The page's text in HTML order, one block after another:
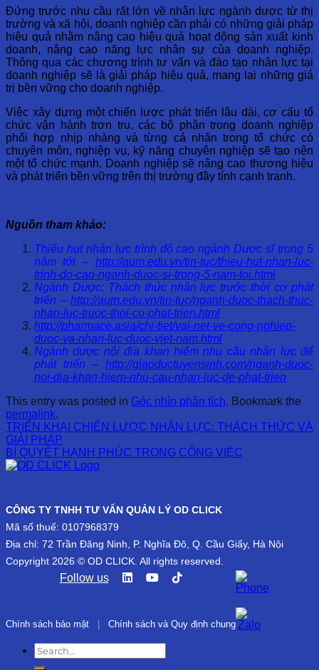
Đứng trước nhu cầu rất lớn về nhân lực ngành dược từ thị
trường và xã hội, doanh nghiệp cần phải có những giải pháp
hiệu quả nhằm nâng cao hiệu quả hoạt động sản xuất kinh
doanh, nâng cao năng lực nhân sự của doanh nghiệp.
Thông qua các chương trình tư vấn và đào tạo nhân lực tại
doanh nghiệp sẽ là giải pháp hiệu quả, mang lại những giá
trị bền vững cho doanh nghiệp.
Việc xây dựng một chiến lược phát triển lâu dài, cơ cấu tổ
chức vận hành trơn tru, các bộ phận trong doanh nghiệp
phối hợp nhịp nhàng và từng cá nhân trong tổ chức có
chuyên môn, nghiệp vụ, kỹ năng chuyên nghiệp sẽ tạo nên
một tổ chức mạnh. Doanh nghiệp sẽ nâng cao thương hiệu
và phát triển bền vững trên thị trường đầy tính cạnh tranh.
Nguồn tham khảo:
Thiếu hụt nhân lực trình độ cao ngành Dược sĩ trong 5
năm tới – http://aum.edu.vn/tin-tuc/thieu-hut-nhan-luc-
trinh-do-cao-nganh-duoc-si-trong-5-nam-toi.html
Ngành Dược: Thách thức nhân lực trước thời cơ phát
triển – http://aum.edu.vn/tin-tuc/nganh-duoc-thach-thuc-
nhan-luc-truoc-thoi-co-phat-trien.html
http://pharmace.asia/chi-tiet/vai-net-ve-cong-nghiep-
duoc-va-nhan-luc-duoc-viet-nam.html
Ngành dược nội địa khan hiếm nhu cầu nhân lực để
phát triển – http://giaoductuyensinh.com/nganh-duoc-
noi-dia-khan-hiem-nhu-cau-nhan-luc-de-phat-trien
This entry was posted in Góc nhìn phân tích. Bookmark the
permalink.
TRIỂN KHAI CHIẾN LƯỢC NHÂN LỰC: THÁCH THỨC VÀ
GIẢI PHÁP
BÍ QUYẾT HẠNH PHÚC TRONG CÔNG VIỆC
CÔNG TY TNHH TƯ VẤN QUẢN LÝ OD CLICK
Mã số thuế: 0107968379
Địa chỉ: 72 Trần Đăng Ninh, P. Nghĩa Đô, Q. Cầu Giấy, Hà Nội
Copyright 2026 © OD CLICK. All rights reserved.
Follow us
Chính sách bảo mật Chính sách và Quy định chung